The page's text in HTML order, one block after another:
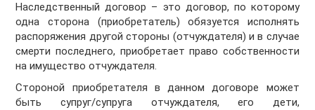
Наследственный договор – это договор, по которому
одна сторона (приобретатель) обязуется исполнять
распоряжения другой стороны (отчуждателя) и в случае
смерти последнего, приобретает право собственности
на имущество отчуждателя.
Стороной приобретателя в данном договоре может
быть супруг/супруга отчуждателя, его дети,